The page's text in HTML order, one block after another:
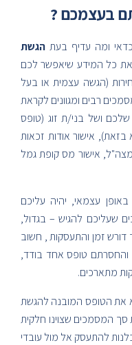
בעצמכם ?
ומה עדיף בעת הגשת
כל המידע שיאפשר לכם
(הגשה עצמית או בעל
רבים ומגוונים לקראת
ושל בני/ת זוג (טופס
בזאת), אישור אודות זכאות
שחרור מצה"ל, אישור מס קופת גמל
עצמאי, יהיה עליכם
שעליכם להגיש – בגדול,
זמן והתעסקות , חשוב
והחסרתם טופס אחד בודד,
מתארכים.
את הטופס המובנה להגשת
תצרפו את סך המסמכים שצוינו חלקית
להתעסק אל מול עובדי